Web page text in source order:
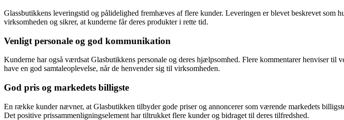
Glassbutikkens leveringstid og pålidelighed fremhæves af flere kunder. Leveringen er blevet beskrevet
virksomheden og sikrer, at kunderne får deres produkter i rette tid.
Venligt personale og god kommunikation
Kunderne har også værdsat Glasbutikkens personale og deres hjælpsomhed. Flere kommentarer henviser
have en god samtaleoplevelse, når de henvender sig til virksomheden.
God pris og markedets billigste
En række kunder nævner, at Glasbutikken tilbyder gode priser og annoncerer som værende markedets
Det positive prissammenligningselement har tiltrukket flere kunder og bidraget til deres tilfredshed.